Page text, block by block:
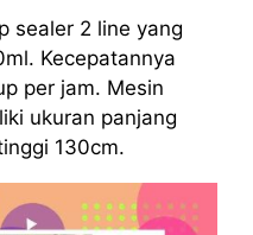
sealer 2 line yang
Kecepatannya
per jam. Mesin
ukuran panjang
130cm.